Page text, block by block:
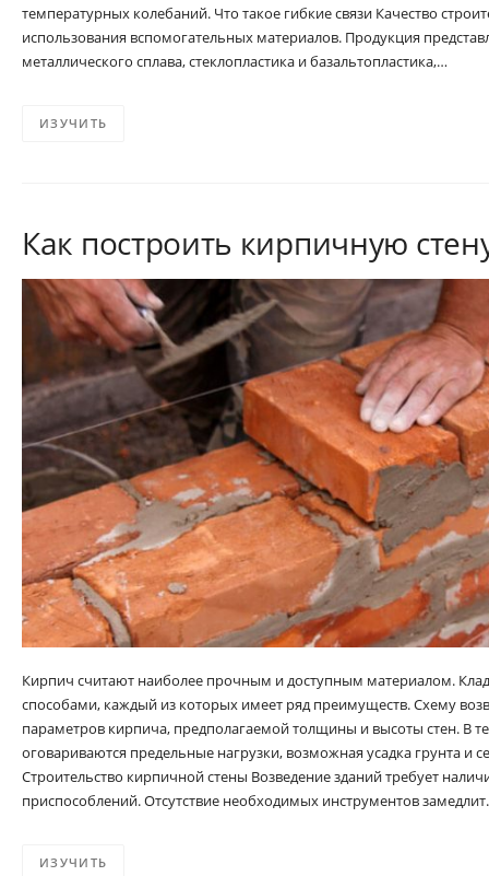
температурных колебаний. Что такое гибкие связи Качество
использования вспомогательных материалов. Продукция
металлического сплава, стеклопластика и базальтопластика,…
ИЗУЧИТЬ
Как построить кирпичную
Кирпич считают наиболее прочным и доступным материалом.
способами, каждый из которых имеет ряд преимуществ. Схему
параметров кирпича, предполагаемой толщины и высоты стен. В
оговариваются предельные нагрузки, возможная усадка грунта и
Строительство кирпичной стены Возведение зданий требует
приспособлений. Отсутствие необходимых инструментов
ИЗУЧИТЬ